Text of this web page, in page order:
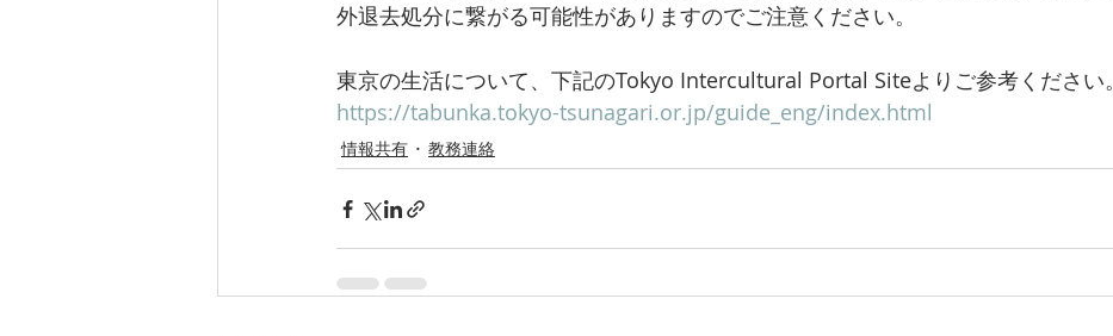
外退去処分に繋がる可能性がありますのでご注意ください。
東京の生活について、下記のTokyo Intercultural Portal Siteよりご参考ください。
https://tabunka.tokyo-tsunagari.or.jp/guide_eng/index.html
情報共有 教務連絡